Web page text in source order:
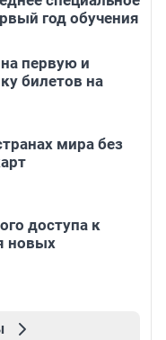
год обучения
первую и
билетов на
мира без
доступа к
новых